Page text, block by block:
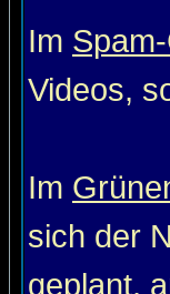
Im
Videos,
Im
sich der
geplant,